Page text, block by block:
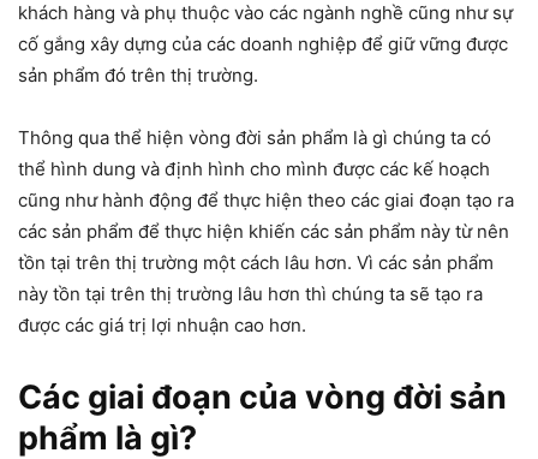
khách hàng và phụ thuộc vào các ngành nghề cũng như sự
cố gắng xây dựng của các doanh nghiệp để giữ vững được
sản phẩm đó trên thị trường.
Thông qua thể hiện vòng đời sản phẩm là gì chúng ta có
thể hình dung và định hình cho mình được các kế hoạch
cũng như hành động để thực hiện theo các giai đoạn tạo ra
các sản phẩm để thực hiện khiến các sản phẩm này từ nên
tồn tại trên thị trường một cách lâu hơn. Vì các sản phẩm
này tồn tại trên thị trường lâu hơn thì chúng ta sẽ tạo ra
được các giá trị lợi nhuận cao hơn.
Các giai đoạn của vòng đời sản
phẩm là gì?